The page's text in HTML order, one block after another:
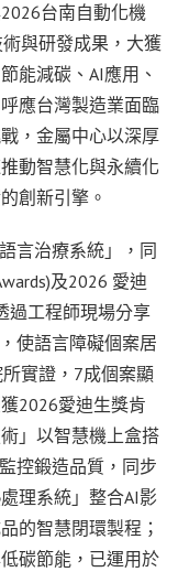
台南自動化機
與研發成果，大獲
能減碳、AI應用、
應台灣製造業面臨
，金屬中心以深厚
動智慧化與永續化
創新引擎。
言治療系統」，同
及2026 愛迪
過工程師現場分享
使語言障礙個案居
實證，7成個案顯
2026愛迪生獎肯
」以智慧機上盒搭
控鍛造品質，同步
理系統」整合AI影
的智慧閉環製程；
碳節能，已運用於